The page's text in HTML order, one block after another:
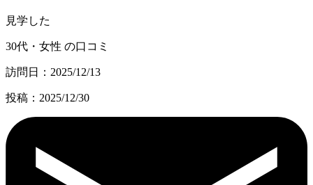
見学した
30代・女性 の口コミ
訪問日：2025/12/13
投稿：2025/12/30